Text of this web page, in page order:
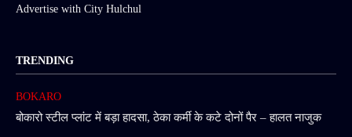
Advertise with City Hulchul
TRENDING
BOKARO
बोकारो स्टील प्लांट में बड़ा हादसा, ठेका कर्मी के कटे दोनों पैर – हालत नाजुक